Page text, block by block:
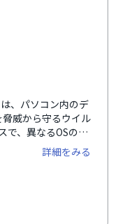
、パソコン内のデ
威から守るウイル
で、異なるOSのデ
詳細をみる